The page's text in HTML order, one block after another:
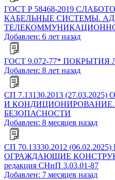
ГОСТ Р 58468-2019
КАБЕЛЬНЫЕ СИСТЕМЫ.
Добавлен: 6 лет назад
ГОСТ 9.072-77*
Добавлен: 8 лет назад
СП 7.13130.2013
И
БЕЗОПАСНОСТИ
Добавлен: 8 месяцев назад
СП 70.13330.2012
ОГРАЖДАЮЩИЕ
редакция СНиП 3.03.01-87
Добавлен: 7 месяцев назад